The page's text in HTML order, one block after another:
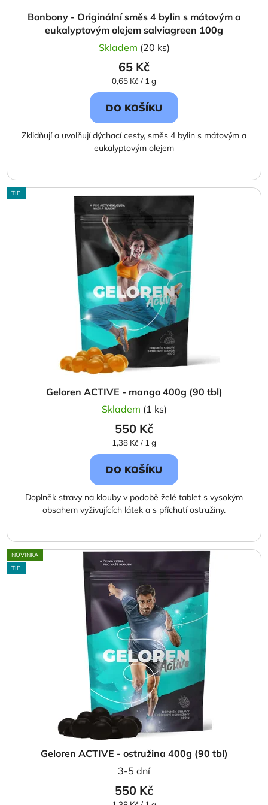
Bonbony - Originální směs 4 bylin s mátovým a
eukalyptovým olejem salviagreen 100g
Skladem (20 ks)
65 Kč
Měrná
cena:
0,65 Kč / 1 g
DO KOŠÍKU
Zklidňují a uvolňují dýchací cesty, směs 4 bylin s mátovým a
eukalyptovým olejem
TIP
Geloren ACTIVE - mango 400g (90 tbl)
Skladem (1 ks)
550 Kč
Měrná
cena:
1,38 Kč / 1 g
DO KOŠÍKU
Doplněk stravy na klouby v podobě želé tablet s vysokým
obsahem vyživujících látek a s příchutí ostružiny.
NOVINKA
TIP
Geloren ACTIVE - ostružina 400g (90 tbl)
3-5 dní
550 Kč